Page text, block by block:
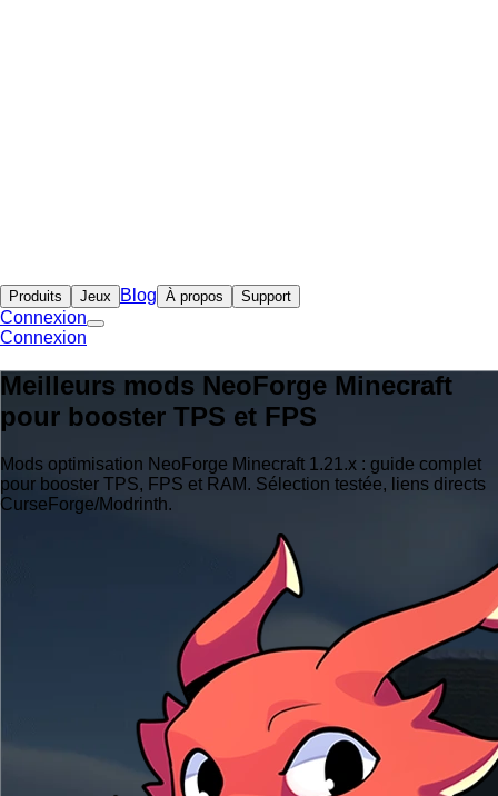
Produits Jeux Blog À propos Support
Connexion
Connexion
Meilleurs mods NeoForge Minecraft
pour booster TPS et FPS
Mods optimisation NeoForge Minecraft 1.21.x : guide complet
pour booster TPS, FPS et RAM. Sélection testée, liens directs
CurseForge/Modrinth.